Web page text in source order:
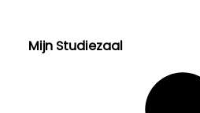
Mijn Studiezaal